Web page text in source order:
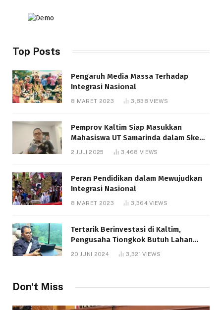
Top Posts
Pengaruh Media Massa Terhadap
Integrasi Nasional
8 MARET 2023 3,838VIEWS
Pemprov Kaltim Siap Masukkan
Mahasiswa UT Samarinda dalam Skema
Bantuan Pendidikan Gratispol
2 JULI 2025 3,468 VIEWS
Peran Pendidikan dalam Mewujudkan
Integrasi Nasional
8 MARET 2023 3,364VIEWS
Tertarik Berinvestasi di Kaltim,
Pengusaha Tiongkok Butuh Lahan
1.000 Hektare
20 JUNI 2024 3,321VIEWS
Don't Miss